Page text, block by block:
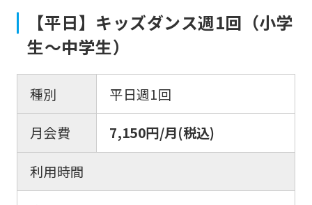
【平日】キッズダンス週1回（小学
生〜中学生）
種別
平日週1回
月会費
7,150円/月(税込)
利用時間